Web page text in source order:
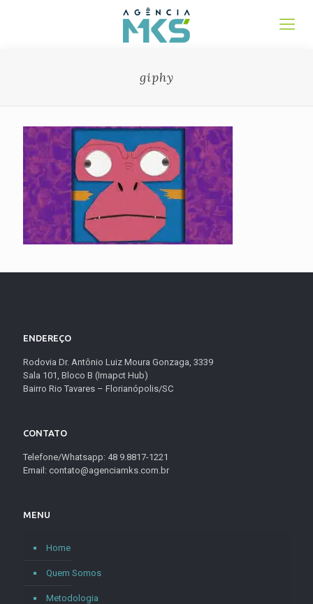
giphy
ENDEREÇO
Rodovia Dr. Antônio Luiz Moura Gonzaga, 3339
Sala 101, Bloco B (Imapct Hub)
Bairro Rio Tavares – Florianópolis/SC
CONTATO
Telefone/Whatsapp: 48 9.8817-1221
Email: contato@agenciamks.com.br
MENU
Home
Quem Somos
Metodologia